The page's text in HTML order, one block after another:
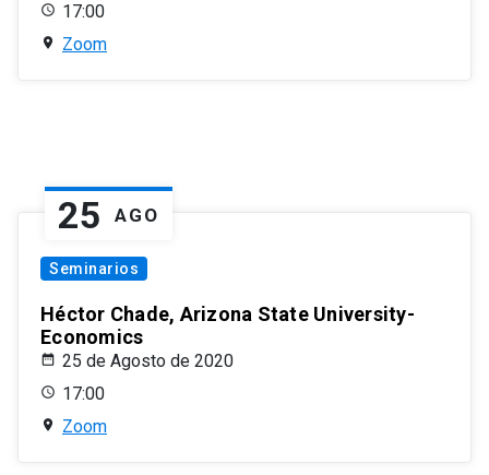
17:00
Zoom
25 AGO
Seminarios
Héctor Chade, Arizona State University-
Economics
25 de Agosto de 2020
17:00
Zoom